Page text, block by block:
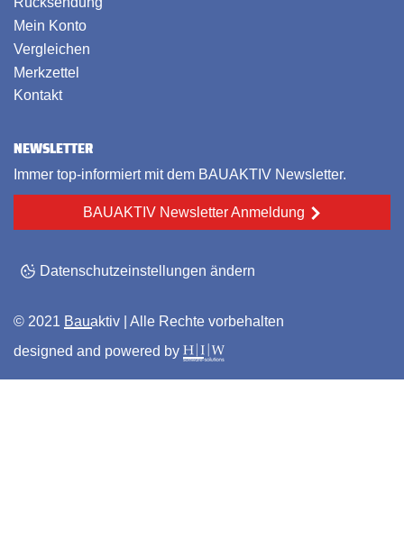
Mein Konto
Vergleichen
Merkzettel
Kontakt
NEWSLETTER
Immer top-informiert mit dem BAUAKTIV Newsletter.
BAUAKTIV Newsletter Anmeldung
Datenschutzeinstellungen ändern
© 2021 Bauaktiv | Alle Rechte vorbehalten
designed and powered by